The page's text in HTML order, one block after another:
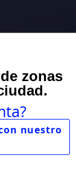
zonas
nuestro